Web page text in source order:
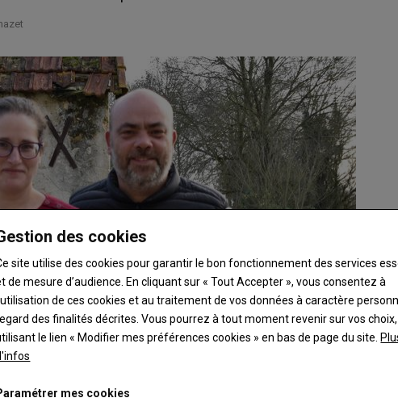
des cookies
site utilise des cookies pour garantir le bon fonctionnement des services
de mesure d’audience. En cliquant sur « Tout Accepter », vous consentez à
de ces cookies et au traitement de vos données à caractère
des finalités décrites. Vous pourrez à tout moment revenir sur vos
le lien « Modifier mes préférences cookies » en bas de page du site.
mes cookies